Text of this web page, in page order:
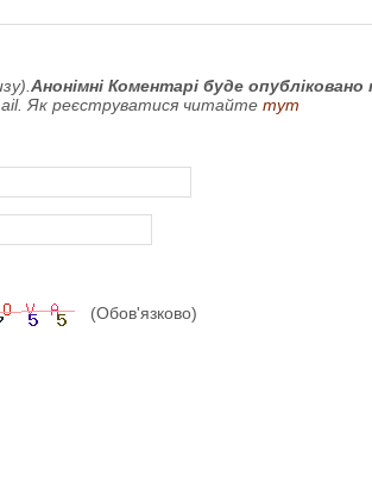
Анонімні Коментарі буде опубліковано
Як реєструватися читайте тут
(Обов'язково)